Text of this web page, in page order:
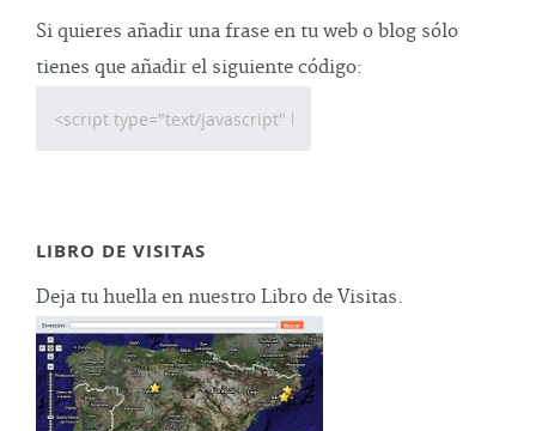
Si quieres añadir una frase en tu web o blog sólo
tienes que añadir el siguiente código:
LIBRO DE VISITAS
Deja tu huella en nuestro Libro de Visitas.